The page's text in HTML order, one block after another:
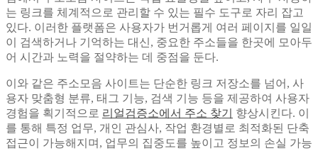
는 링크를 체계적으로 관리할 수 있는 필수 도구로 자리 잡고
있다. 이러한 플랫폼은 사용자가 번거롭게 여러 페이지를 일일
이 검색하거나 기억하는 대신, 중요한 주소들을 한곳에 모아두
어 시간과 노력을 절약하는 데 중점을 둔다.
이와 같은 주소모음 사이트는 단순한 링크 저장소를 넘어, 사
용자 맞춤형 분류, 태그 기능, 검색 기능 등을 제공하여 사용자
경험을 획기적으로 리얼검증소에서 주소 찾기
향상시킨다. 이
를 통해 특정 업무, 개인 관심사, 작업 환경별로 최적화된 단축
접근이 가능해지며, 업무의 집중도를 높이고 정보의 손실 가능